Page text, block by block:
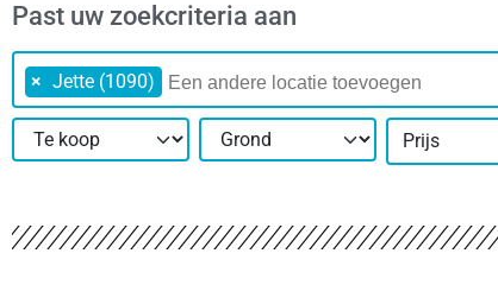
Past uw zoekcriteria aan
× Jette (1090)
Prijs